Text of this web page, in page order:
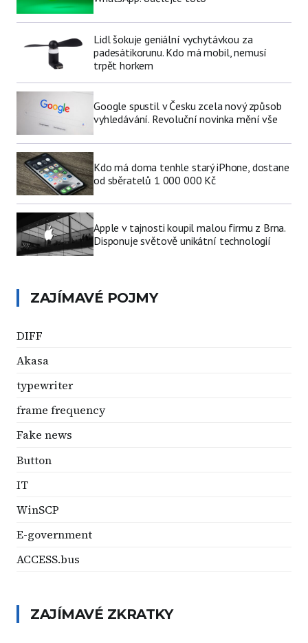
Lidl šokuje geniální vychytávkou za
padesátikorunu. Kdo má mobil, nemusí
trpět horkem
Google spustil v Česku zcela nový způsob
vyhledávání. Revoluční novinka mění vše
Kdo má doma tenhle starý iPhone, dostane
od sběratelů 1 000 000 Kč
Apple v tajnosti koupil malou firmu z Brna.
Disponuje světově unikátní technologií
ZAJÍMAVÉ POJMY
DIFF
Akasa
typewriter
frame frequency
Fake news
Button
IT
WinSCP
E-government
ACCESS.bus
ZAJÍMAVÉ ZKRATKY